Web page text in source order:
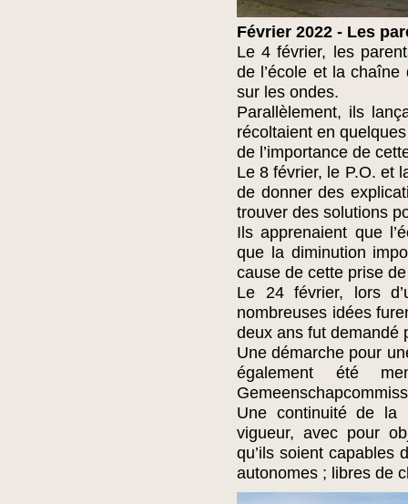
Février 2022 - Les
Le 4 février, les
de l’école et la
sur les ondes.
Parallèlement, ils
récoltaient en
de l’importance de
Le 8 février, le P.O. et
de donner des
trouver des solutions
Ils apprenaient que
que la diminution
cause de cette prise
Le 24 février, lors
nombreuses idées
deux ans fut demandé
Une démarche pour
également été
Une continuité de la
vigueur, avec pour
qu’ils soient capables
autonomes ; libres de